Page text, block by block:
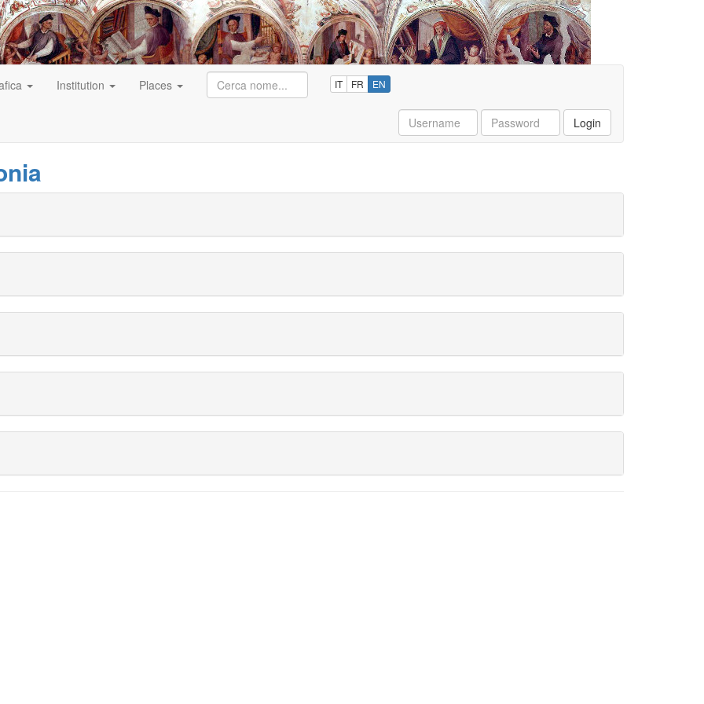
Institution Places IT FR EN
Username Password Login